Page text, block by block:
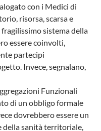
con i Medici di
risorsa, scarsa e
sistema della
essere coinvolti,
partecipi
Invece, segnalano,
Funzionali
di un obbligo formale
dovrebbero essere un
della sanità territoriale,